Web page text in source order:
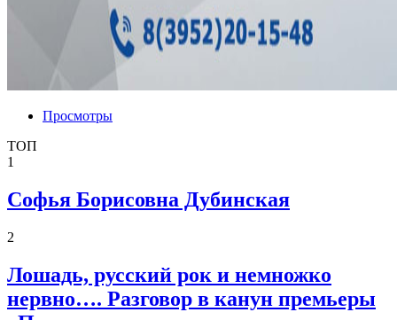
Просмотры
ТОП
1
Софья Борисовна Дубинская
2
Лошадь, русский рок и немножко
нервно…. Разговор в канун премьеры